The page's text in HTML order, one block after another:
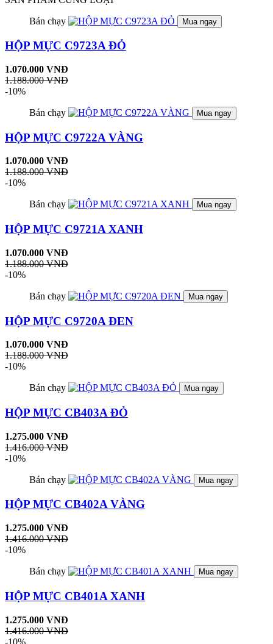
Bán chạy Mua ngay
HỘP MỰC C9723A ĐỎ
1.070.000 VNĐ
1.188.000 VNĐ
-10%
Bán chạy Mua ngay
HỘP MỰC C9722A VÀNG
1.070.000 VNĐ
1.188.000 VNĐ
-10%
Bán chạy Mua ngay
HỘP MỰC C9721A XANH
1.070.000 VNĐ
1.188.000 VNĐ
-10%
Bán chạy Mua ngay
HỘP MỰC C9720A ĐEN
1.070.000 VNĐ
1.188.000 VNĐ
-10%
Bán chạy Mua ngay
HỘP MỰC CB403A ĐỎ
1.275.000 VNĐ
1.416.000 VNĐ
-10%
Bán chạy Mua ngay
HỘP MỰC CB402A VÀNG
1.275.000 VNĐ
1.416.000 VNĐ
-10%
Bán chạy Mua ngay
HỘP MỰC CB401A XANH
1.275.000 VNĐ
1.416.000 VNĐ
-10%